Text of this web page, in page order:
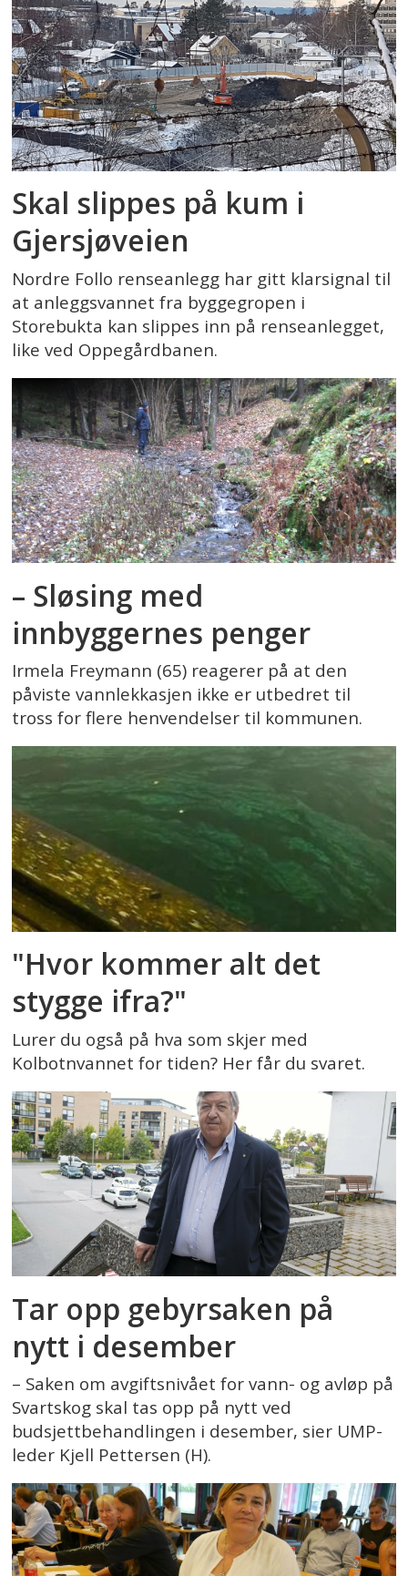
Skal slippes på kum i
Gjersjøveien
Nordre Follo renseanlegg har gitt klarsignal til
at anleggsvannet fra byggegropen i
Storebukta kan slippes inn på renseanlegget,
like ved Oppegårdbanen.
– Sløsing med
innbyggernes penger
Irmela Freymann (65) reagerer på at den
påviste vannlekkasjen ikke er utbedret til
tross for flere henvendelser til kommunen.
"Hvor kommer alt det
stygge ifra?"
Lurer du også på hva som skjer med
Kolbotnvannet for tiden? Her får du svaret.
Tar opp gebyrsaken på
nytt i desember
– Saken om avgiftsnivået for vann- og avløp på
Svartskog skal tas opp på nytt ved
budsjettbehandlingen i desember, sier UMP-
leder Kjell Pettersen (H).